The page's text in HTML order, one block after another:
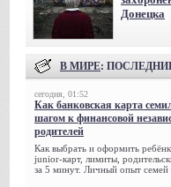
Донецка
В МИРЕ:
сегодня, 01:52
Как банковская карта
шагом к финансовой
родителей
Как выбрать и оформить
junior-карт, лимиты,
за 5 минут. Личный опыт семей